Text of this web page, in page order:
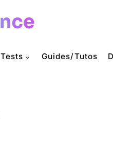
Tests Guides/Tutos